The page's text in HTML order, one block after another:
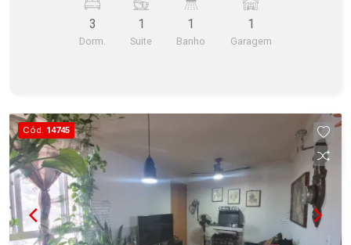
3 dormitórios com armários, sendo 1 suíte,
banheiro social, ampla sala dois ambientes com
sacada, cozinha completa de armários, área de
Financiamento!
3
Dorm.
1
Suite
1
Banho
1
Garagem
Cód. 14745